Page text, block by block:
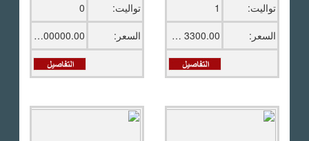
تواليت:
1
السعر:
3300.00 دولار امريكى
تواليت:
0
السعر:
4000000.00 ج.م